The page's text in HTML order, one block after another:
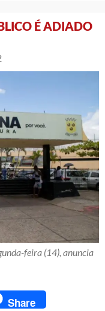
É ADIADO
feira (14), anuncia
Share